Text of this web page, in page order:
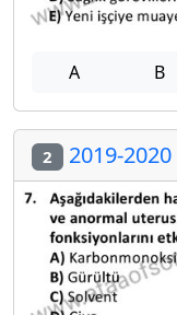
A B
2 2019-2020